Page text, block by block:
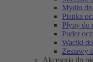
Mydło
Pianka
Płyny do
Puder
Waciki
Zestawy
Akcesoria do